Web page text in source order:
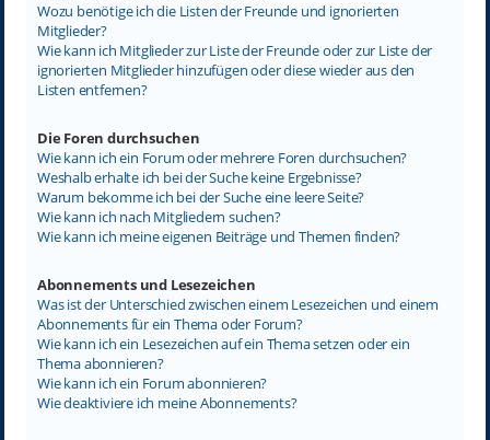
Wozu benötige ich die Listen der Freunde und ignorierten
Mitglieder?
Wie kann ich Mitglieder zur Liste der Freunde oder zur Liste der
ignorierten Mitglieder hinzufügen oder diese wieder aus den
Listen entfernen?
Die Foren durchsuchen
Wie kann ich ein Forum oder mehrere Foren durchsuchen?
Weshalb erhalte ich bei der Suche keine Ergebnisse?
Warum bekomme ich bei der Suche eine leere Seite?
Wie kann ich nach Mitgliedern suchen?
Wie kann ich meine eigenen Beiträge und Themen finden?
Abonnements und Lesezeichen
Was ist der Unterschied zwischen einem Lesezeichen und einem
Abonnements für ein Thema oder Forum?
Wie kann ich ein Lesezeichen auf ein Thema setzen oder ein
Thema abonnieren?
Wie kann ich ein Forum abonnieren?
Wie deaktiviere ich meine Abonnements?